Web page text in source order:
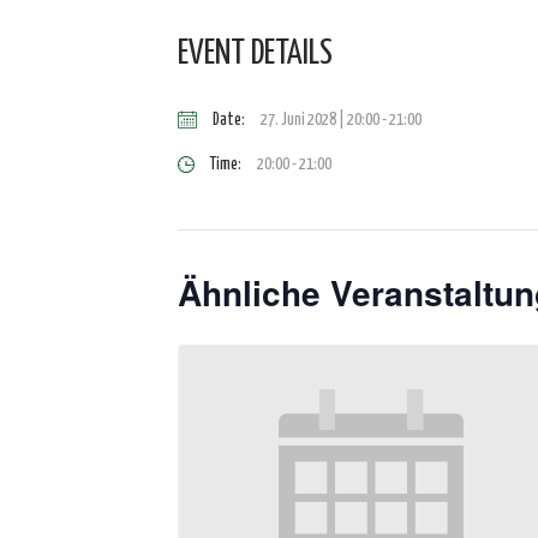
EVENT DETAILS
Date: 27. Juni 2028 | 20:00-21:00
Time: 20:00 - 21:00
Ähnliche